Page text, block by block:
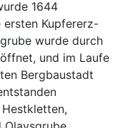
1644
Kupfererz-
wurde durch
und im Laufe
Bergbaustadt